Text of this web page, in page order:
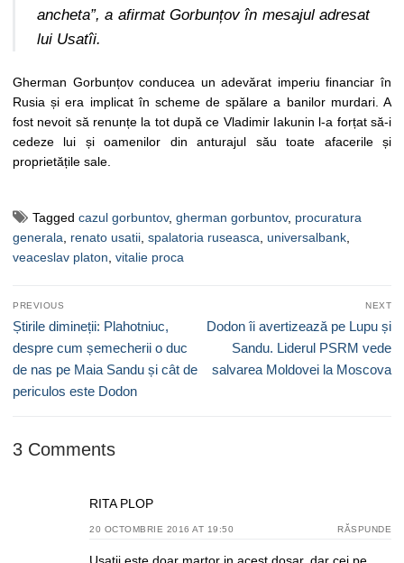
ancheta”, a afirmat Gorbunțov în mesajul adresat
lui Usatîi.
Gherman Gorbunțov conducea un adevărat imperiu financiar în
Rusia și era implicat în scheme de spălare a banilor murdari. A
fost nevoit să renunțe la tot după ce Vladimir Iakunin l-a forțat să-i
cedeze lui și oamenilor din anturajul său toate afacerile și
proprietățile sale.
Tagged cazul gorbuntov, gherman gorbuntov, procuratura
generala
renato usatii spalatoria ruseasca universalbank
veaceslav platon vitalie proca
Navigare
în
articole
PREVIOUS
Previous
post:
Știrile dimineții: Plahotniuc,
despre cum șemecherii o duc
de nas pe Maia Sandu și cât de
periculos este Dodon
NEXT
Next
post:
Dodon îi avertizează pe Lupu și
Sandu. Liderul PSRM vede
salvarea Moldovei la Moscova
3 Comments
RITA PLOP
20 OCTOMBRIE 2016 AT 19:50 RĂSPUNDE